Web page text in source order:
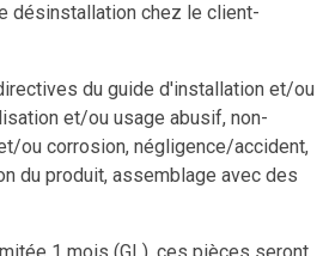
désinstallation chez le client-
du guide d'installation et/ou
et/ou usage abusif, non-
ou corrosion, négligence/accident,
du produit, assemblage avec des